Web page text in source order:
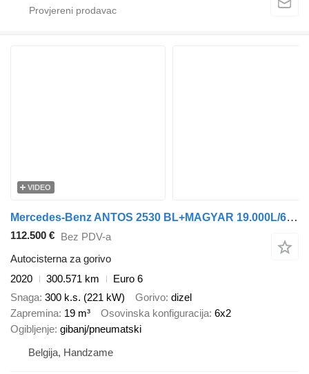
VIDEO
Mercedes-Benz ANTOS 2530 BL+MAGYAR 19.000L/6COMP
112.500 € Bez PDV-a
Autocisterna za gorivo
2020
300.571 km
Euro 6
Snaga 300 k.s. (221 kW) Gorivo dizel
Zapremina 19 m³ Osovinska konfiguracija 6x2
Ogibljenje gibanj/pneumatski
Belgija, Handzame